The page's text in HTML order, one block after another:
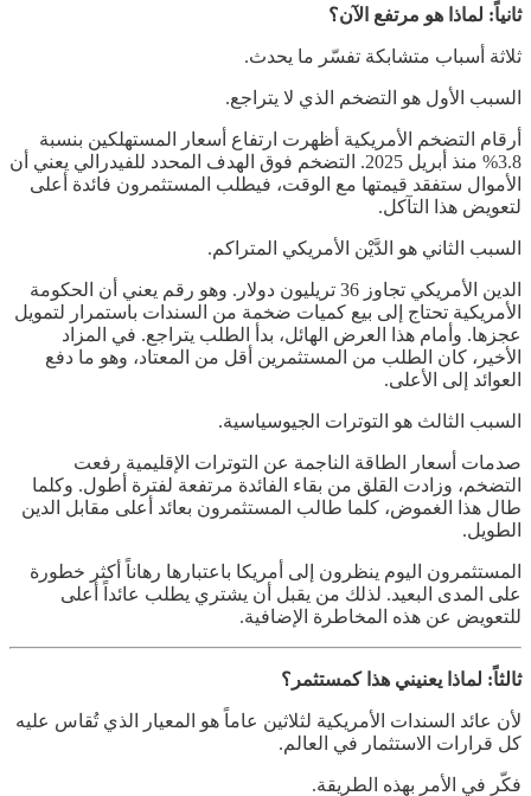
ثانياً: لماذا هو مرتفع الآن؟
ثلاثة أسباب متشابكة تفسّر ما يحدث.
السبب الأول هو التضخم الذي لا يتراجع.
أرقام التضخم الأمريكية أظهرت ارتفاع أسعار المستهلكين بنسبة
3.8% منذ أبريل 2025. التضخم فوق الهدف المحدد للفيدرالي يعني أن
الأموال ستفقد قيمتها مع الوقت، فيطلب المستثمرون فائدة أعلى
لتعويض هذا التآكل.
السبب الثاني هو الدَّيْن الأمريكي المتراكم.
الدين الأمريكي تجاوز 36 تريليون دولار. وهو رقم يعني أن الحكومة
الأمريكية تحتاج إلى بيع كميات ضخمة من السندات باستمرار لتمويل
عجزها. وأمام هذا العرض الهائل، بدأ الطلب يتراجع. في المزاد
الأخير، كان الطلب من المستثمرين أقل من المعتاد، وهو ما دفع
العوائد إلى الأعلى.
السبب الثالث هو التوترات الجيوسياسية.
صدمات أسعار الطاقة الناجمة عن التوترات الإقليمية رفعت
التضخم، وزادت القلق من بقاء الفائدة مرتفعة لفترة أطول. وكلما
طال هذا الغموض، كلما طالب المستثمرون بعائد أعلى مقابل الدين
الطويل.
المستثمرون اليوم ينظرون إلى أمريكا باعتبارها رهاناً أكثر خطورة
على المدى البعيد. لذلك من يقبل أن يشتري يطلب عائداً أعلى
للتعويض عن هذه المخاطرة الإضافية.
ثالثاً: لماذا يعنيني هذا كمستثمر؟
لأن عائد السندات الأمريكية لثلاثين عاماً هو المعيار الذي تُقاس عليه
كل قرارات الاستثمار في العالم.
فكّر في الأمر بهذه الطريقة.